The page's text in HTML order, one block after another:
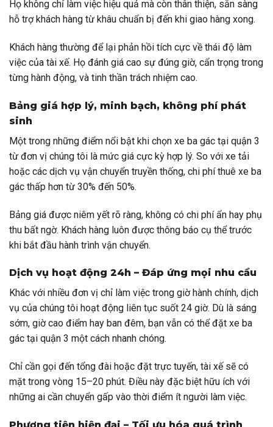
Họ không chỉ làm việc hiệu quả mà còn thân thiện, sẵn sàng
hỗ trợ khách hàng từ khâu chuẩn bị đến khi giao hàng xong.
Khách hàng thường để lại phản hồi tích cực về thái độ làm
việc của tài xế. Họ đánh giá cao sự đúng giờ, cẩn trọng trong
từng hành động, và tinh thần trách nhiệm cao.
Bảng giá hợp lý, minh bạch, không phí phát
sinh
Một trong những điểm nổi bật khi chọn xe ba gác tại quận 3
từ đơn vị chúng tôi là mức giá cực kỳ hợp lý. So với xe tải
hoặc các dịch vụ vận chuyển truyền thống, chi phí thuê xe ba
gác thấp hơn từ 30% đến 50%.
Bảng giá được niêm yết rõ ràng, không có chi phí ẩn hay phụ
thu bất ngờ. Khách hàng luôn được thông báo cụ thể trước
khi bắt đầu hành trình vận chuyển.
Dịch vụ hoạt động 24h – Đáp ứng mọi nhu cầu
Khác với nhiều đơn vị chỉ làm việc trong giờ hành chính, dịch
vụ của chúng tôi hoạt động liên tục suốt 24 giờ. Dù là sáng
sớm, giờ cao điểm hay ban đêm, bạn vẫn có thể đặt xe ba
gác tại quận 3 một cách nhanh chóng.
Chỉ cần gọi đến tổng đài hoặc đặt trực tuyến, tài xế sẽ có
mặt trong vòng 15–20 phút. Điều này đặc biệt hữu ích với
những ai cần chuyển gấp vào thời điểm ít người làm việc.